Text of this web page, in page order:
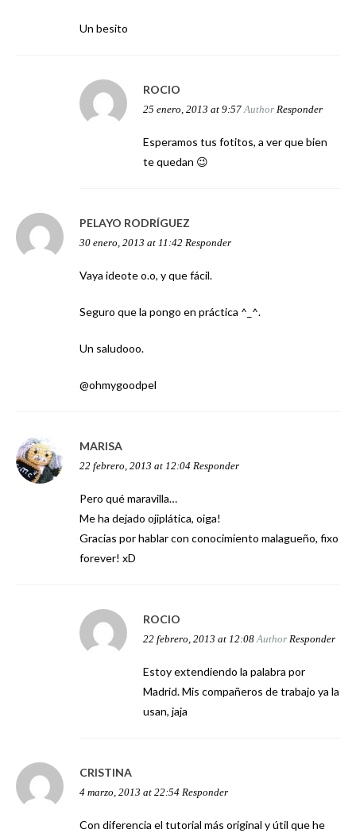
Un besito
ROCIO
25 enero, 2013 at 9:57 Author Responder
Esperamos tus fotitos, a ver que bien
te quedan 😉
PELAYO RODRÍGUEZ
30 enero, 2013 at 11:42 Responder
Vaya ideote o.o, y que fácil.
Seguro que la pongo en práctica ^_^.
Un saludooo.
@ohmygoodpel
MARISA
22 febrero, 2013 at 12:04 Responder
Pero qué maravilla…
Me ha dejado ojiplática, oiga!
Gracias por hablar con conocimiento malagueño, fixo
forever! xD
ROCIO
22 febrero, 2013 at 12:08 Author Responder
Estoy extendiendo la palabra por
Madrid. Mis compañeros de trabajo ya la
usan, jaja
CRISTINA
4 marzo, 2013 at 22:54 Responder
Con diferencia el tutorial más original y útil que he